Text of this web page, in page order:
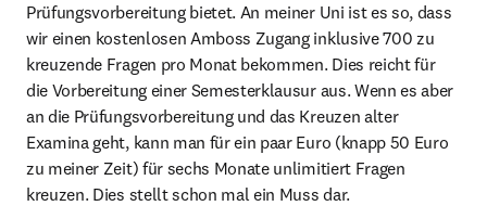
Prüfungsvorbereitung bietet. An meiner Uni ist es so, dass
wir einen kostenlosen Amboss Zugang inklusive 700 zu
kreuzende Fragen pro Monat bekommen. Dies reicht für
die Vorbereitung einer Semesterklausur aus. Wenn es aber
an die Prüfungsvorbereitung und das Kreuzen alter
Examina geht, kann man für ein paar Euro (knapp 50 Euro
zu meiner Zeit) für sechs Monate unlimitiert Fragen
kreuzen. Dies stellt schon mal ein Muss dar.